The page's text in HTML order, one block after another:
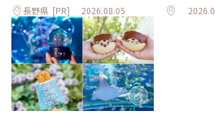
長野県 [PR] 2026.08.05